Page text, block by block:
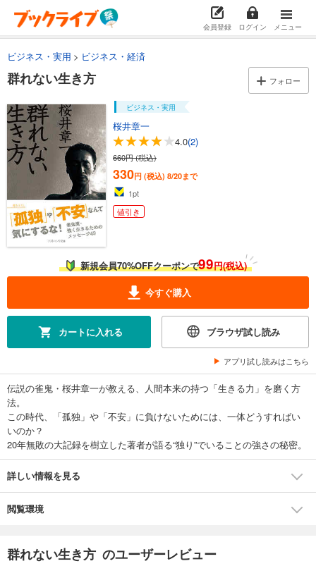
会員登録 ログイン メニュー
ビジネス・実用 ビジネス・経済
群れない生き方 フォロー
ビジネス・実用
桜井章一
4.0(2)
660円 (税込)
330円 (税込) 8/20まで
1pt
値引き
新規会員70%OFFクーポンで99円(税込)
今すぐ購入
カートに入れる ブラウザ試し読み
アプリ試し読みはこちら
伝説の雀鬼・桜井章一が教える、人間本来の持つ「生きる力」を磨く方
法。
この時代、「孤独」や「不安」に負けないためには、一体どうすればい
いのか？
20年無敗の大記録を樹立した著者が語る“独り”でいることの強さの秘密。
詳しい情報を見る
閲覧環境
群れない生き方 のユーザーレビュー